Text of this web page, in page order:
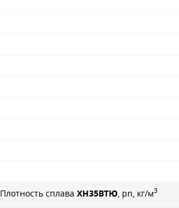
Плотность сплава ХН35ВТЮ , pn, кг/м3